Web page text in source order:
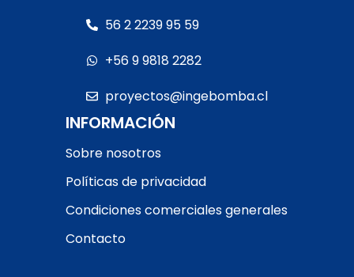
56 2 2239 95 59
+56 9 9818 2282
proyectos@ingebomba.cl
INFORMACIÓN
Sobre nosotros
Políticas de privacidad
Condiciones comerciales generales
Contacto